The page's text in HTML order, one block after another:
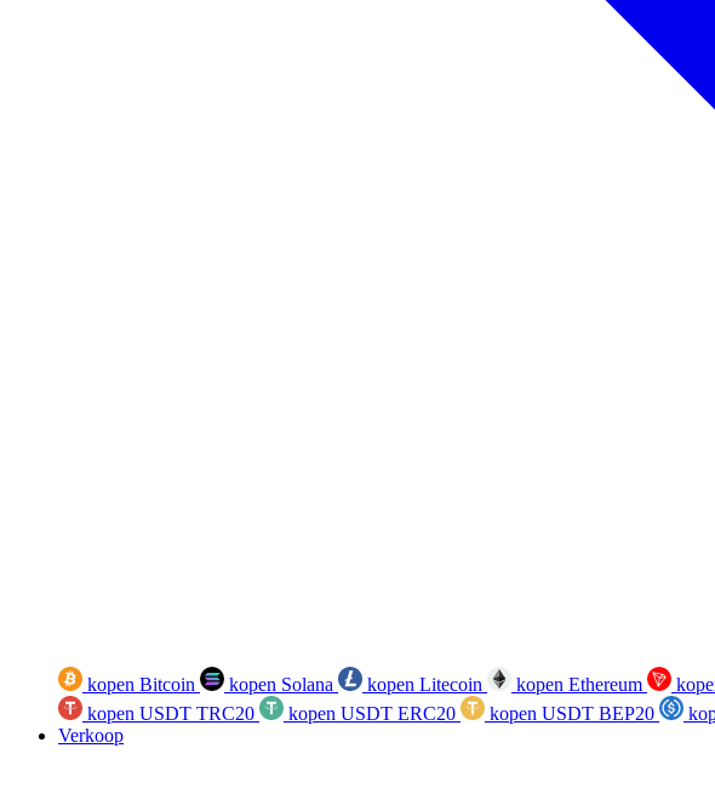
kopen Bitcoin kopen Solana kopen Litecoin kopen Ethereum
kopen USDT TRC20
kopen USDT ERC20 kopen USDT BEP20
Verkoop